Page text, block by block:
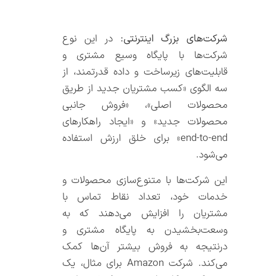
شرکت‌های بزرگ اینترنتی: در این نوع
شرکت‌ها با پایگاه وسیع مشتری و
قابلیت‌های زیرساخت و داده قدرتمند، از
سه الگوی «کسب مشتریان جدید از طریق
محصولات اصلی»، «فروش جانبی
محصولات جدید» و «ایجاد راهکارهای
end-to-end» برای خلق ارزش استفاده
می‌شود.
این شرکت‌ها با متنوع‌سازی محصولات و
خدمات خود، تعداد نقاط تماس با
مشتریان را افزایش می‌دهند که به
وسعت‌بخشیدن به پایگاه مشتری و
درنتیجه به فروش بیشتر آن‌ها کمک
می‌کند. شرکت Amazon برای مثال، یک